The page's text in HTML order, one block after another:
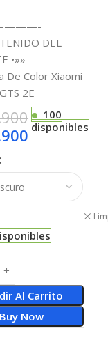
DEL
•»»
De Color Xiaomi
2E
100
disponibles
Al Carrito
Buy Now